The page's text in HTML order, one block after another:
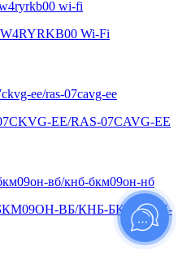
Wi-Fi
EE/RAS-07CAVG-EE
БКМ09ОН-ВБ/КНБ-БКМ09ОН-